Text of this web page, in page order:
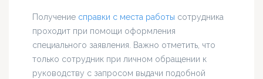
Получение справки с места работы сотрудника
проходит при помощи оформления
специального заявления. Важно отметить, что
только сотрудник при личном обращении к
руководству с запросом выдачи подобной